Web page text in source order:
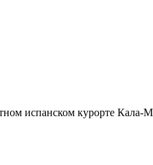
испанском курорте